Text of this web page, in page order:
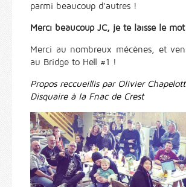
parmi beaucoup d'autres !
Merci beaucoup JC, je te laisse le
Merci au nombreux mécènes, et
au Bridge to Hell #1 !
Propos reccueillis par Olivier
Disquaire à la Fnac de Crest